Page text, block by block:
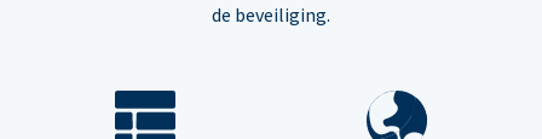
de beveiliging.